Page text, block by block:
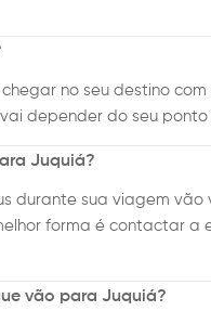
no seu destino
depender do seu
Juquiá?
durante sua viagem
forma é contactar
vão para Juquiá?